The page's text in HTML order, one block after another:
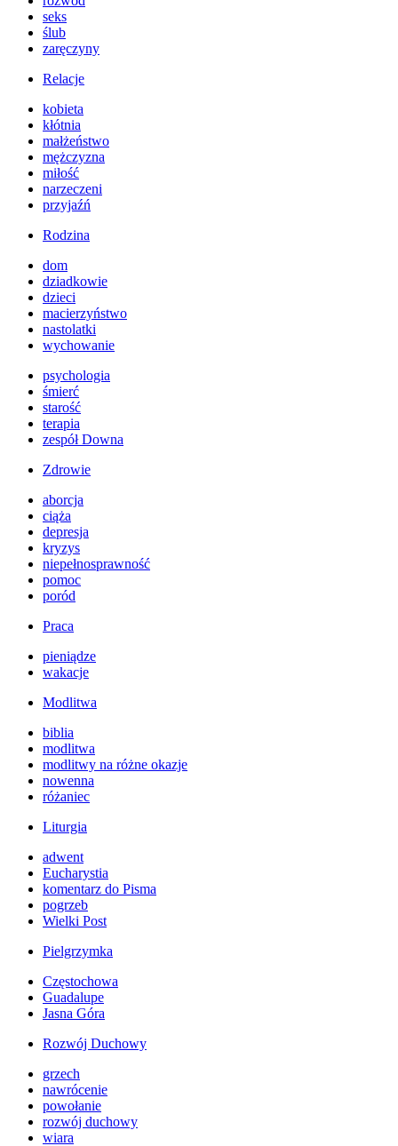
seks
ślub
zaręczyny
Relacje
kobieta
kłótnia
małżeństwo
mężczyzna
miłość
narzeczeni
przyjaźń
Rodzina
dom
dziadkowie
dzieci
macierzyństwo
nastolatki
wychowanie
psychologia
śmierć
starość
terapia
zespół Downa
Zdrowie
aborcja
ciąża
depresja
kryzys
niepełnosprawność
pomoc
poród
Praca
pieniądze
wakacje
Modlitwa
biblia
modlitwa
modlitwy na różne okazje
nowenna
różaniec
Liturgia
adwent
Eucharystia
komentarz do Pisma
pogrzeb
Wielki Post
Pielgrzymka
Częstochowa
Guadalupe
Jasna Góra
Rozwój Duchowy
grzech
nawrócenie
powołanie
rozwój duchowy
wiara